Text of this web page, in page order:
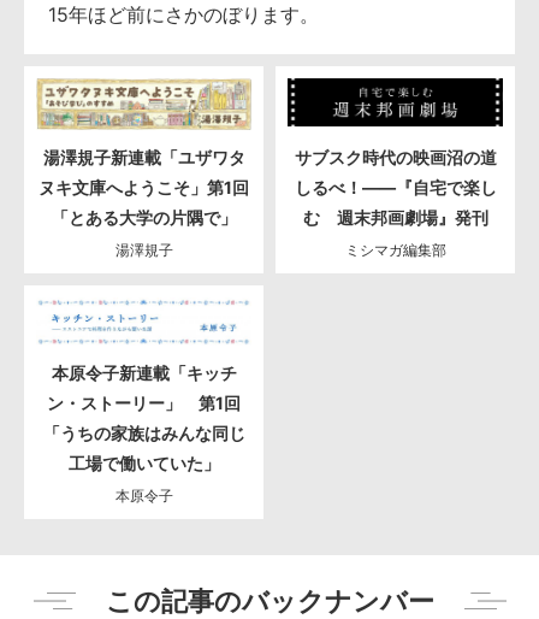
15年ほど前にさかのぼります。
湯澤規子新連載「ユザワタ
ヌキ文庫へようこそ」第1回
「とある大学の片隅で」
湯澤規子
サブスク時代の映画沼の道
しるべ！――『自宅で楽し
む 週末邦画劇場』発刊
ミシマガ編集部
本原令子新連載「キッチ
ン・ストーリー」 第1回
「うちの家族はみんな同じ
工場で働いていた」
本原令子
この記事のバックナンバー